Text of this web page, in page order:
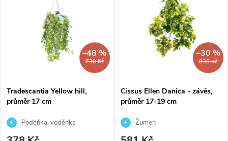
730 Kč
–48 %
Tradescantia Yellow hill,
průměr 17 cm
Podeňka, voděnka
830 Kč
–30 %
Cissus Ellen Danica - závěs,
průměr 17-19 cm
Žumen